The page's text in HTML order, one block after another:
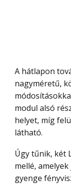
A hátlapon továbbra is megmaradhat a
nagyméretű,
modul alsó
helyet, míg
látható.
Úgy tűnik, két LED vaku is került a kamerarendszer
mellé,
gyenge